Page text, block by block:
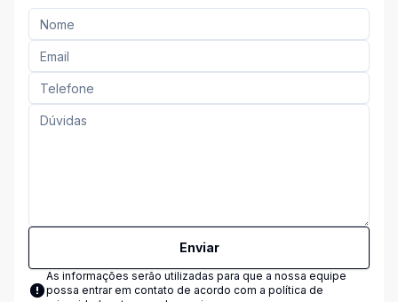
Enviar
As informações serão utilizadas para que a nossa equipe
possa entrar em contato de acordo com a política de